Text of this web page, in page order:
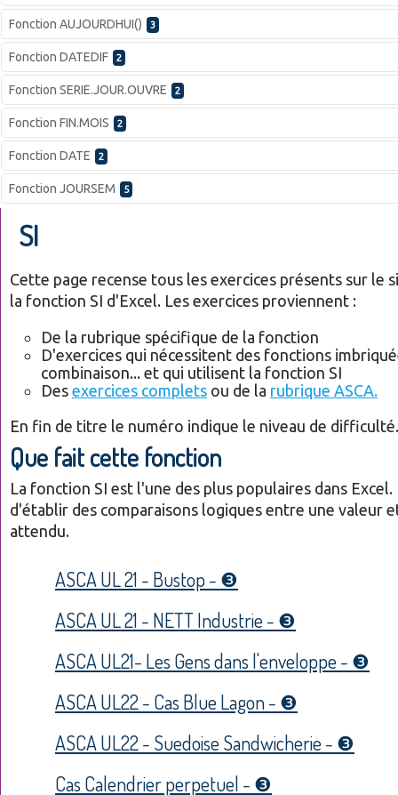
Fonction AUJOURDHUI() 3
Fonction DATEDIF 2
Fonction SERIE.JOUR.OUVRE 2
Fonction FIN.MOIS 2
Fonction DATE 2
Fonction JOURSEM 5
SI
Cette page recense tous les exercices présents sur le
la fonction SI d'Excel. Les exercices proviennent :
De la rubrique spécifique de la fonction
D'exercices qui nécessitent des fonctions
combinaison... et qui utilisent la fonction SI
Des exercices complets ou de la rubrique ASCA.
En fin de titre le numéro indique le niveau de difficulté.
Que fait cette fonction
La fonction SI est l'une des plus populaires dans
d'établir des comparaisons logiques entre une valeur
attendu.
ASCA UL 21 - Bustop - ❸
ASCA UL 21 - NETT Industrie - ❸
ASCA UL21- Les Gens dans l'enveloppe - ❸
ASCA UL22 - Cas Blue Lagon - ❸
ASCA UL22 - Suedoise Sandwicherie - ❸
Cas Calendrier perpetuel - ❸